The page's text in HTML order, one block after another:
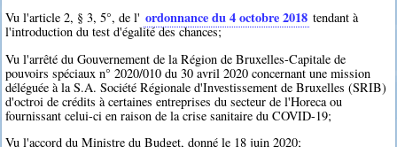
Vu l'article 2, § 3, 5°, de l' ordonnance du 4 octobre 2018 tendant à
l'introduction du test d'égalité des chances;
Vu l'arrêté du Gouvernement de la Région de Bruxelles-Capitale de
pouvoirs spéciaux n° 2020/010 du 30 avril 2020 concernant une mission
déléguée à la S.A. Société Régionale d'Investissement de Bruxelles (SRIB)
d'octroi de crédits à certaines entreprises du secteur de l'Horeca ou
fournissant celui-ci en raison de la crise sanitaire du COVID-19;
Vu l'accord du Ministre du Budget, donné le 18 juin 2020;